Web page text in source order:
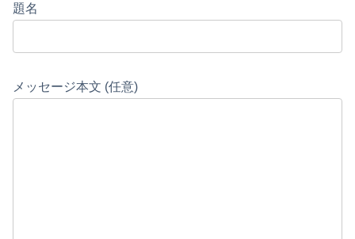
題名
メッセージ本文 (任意)